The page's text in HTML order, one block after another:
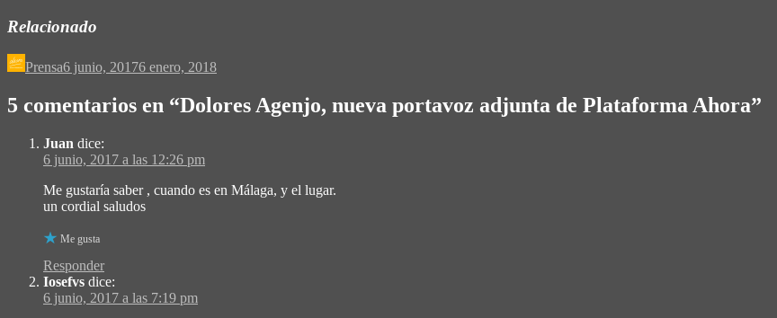
Relacionado
Prensa6 junio, 20176 enero, 2018
5 comentarios en “Dolores Agenjo, nueva portavoz adjunta de Plataforma Ahora”
Juan dice:
6 junio, 2017 a las 12:26 pm
Me gustaría saber , cuando es en Málaga, y el lugar.
un cordial saludos
Me gusta
Responder
Iosefvs dice:
6 junio, 2017 a las 7:19 pm